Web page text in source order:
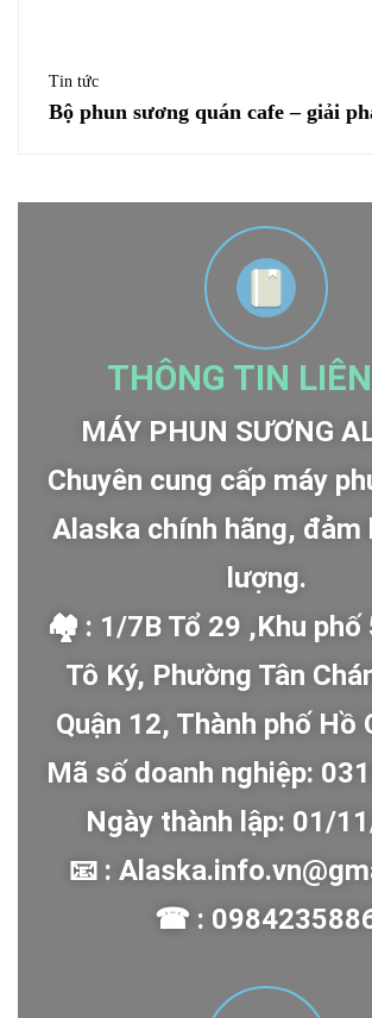
Tin tức
Bộ phun sương quán cafe – giải
THÔNG TIN
MÁY PHUN SƯƠNG
Chuyên cung cấp máy
Alaska chính hãng, đảm
lượng.
🏘 : 1/7B Tổ 29 ,Khu phố
Tô Ký, Phường Tân
Quận 12, Thành phố Hồ
Mã số doanh nghiệp:
Ngày thành lập: 01/
📧 :
☎ :